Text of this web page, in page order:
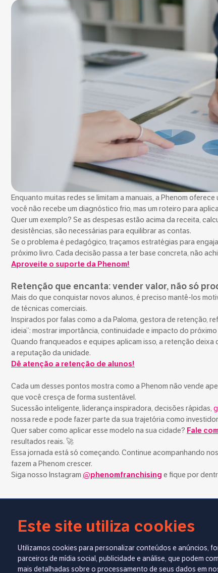
Este site utiliza cookies
Utilizamos cookies para personalizar conteúdos e anúncios,
parceiros de mídia social, publicidade e análise, que podem
mais detalhadas sobre o processamento de seus dados em
Enquanto muitas redes se limitam a manuais, a Phenom
você não recebe um diagnóstico frio, mas um roteiro para
Quer um exemplo? Se as despesas estão acima da receita,
desistências, são necessárias para equilibrar as contas.
Se o problema é pedagógico, traçamos estratégias para
próximo livro. Cada decisão passa a ter base concreta, não
Aproveite o suporte da Phenom!
Retenção que encanta: vender valor, não só
Mais do que conquistar novos alunos, é preciso mantê-los
de técnicas comerciais.
Inspirados por falas como a da Paloma, gestora de retenção,
ideia”: mostrar importância, continuidade e impacto do
Quando franqueados e equipes aplicam isso, a retenção
a reputação da unidade.
Dê atenção a retenção de alunos!
Cada um desses pontos mostra como a Phenom não vende
que você cresça de forma sustentável.
Sucessão inteligente, liderança inspiradora, decisões rápidas,
nossa rede e pode fazer parte da sua trajetória como
Quer saber como aplicar esse modelo na sua cidade? Fale
resultados reais. 🚀
Essa jornada está só começando. Continue acompanhando
fazem a Phenom crescer.
Siga nosso Instagram @phenomfranchising e fique por
Especialista em SEO e redação
ao universo educacional, de